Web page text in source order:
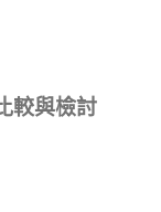
較與檢討